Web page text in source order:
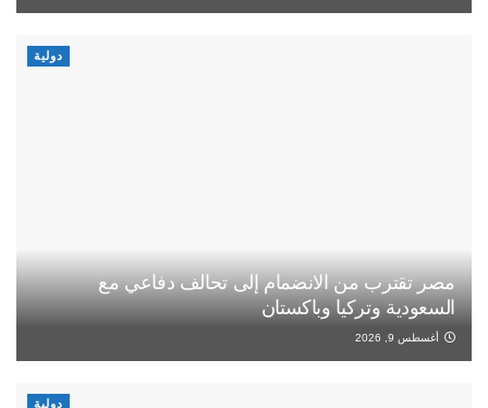
دولية
مصر تقترب من الانضمام إلى تحالف دفاعي مع
السعودية وتركيا وباكستان
أغسطس 9, 2026
دولية